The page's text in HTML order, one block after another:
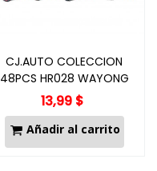
CJ.AUTO COLECCION
48PCS HR028 WAYONG
13,99 $
Añadir al carrito